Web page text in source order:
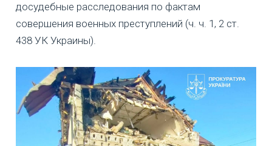
досудебные расследования по фактам
совершения военных преступлений (ч. ч. 1, 2 ст.
438 УК Украины).